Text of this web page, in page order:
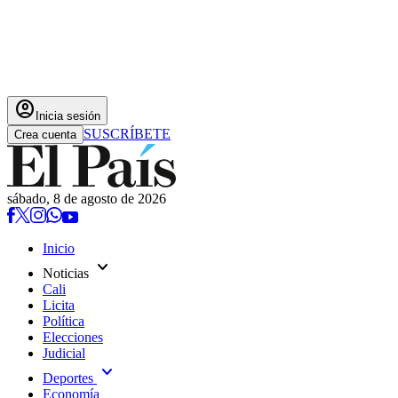
account_circle Inicia sesión
Crea cuenta SUSCRÍBETE
sábado, 8 de agosto de 2026
Inicio
Noticias expand_more
Cali
Licita
Política
Elecciones
Judicial
Deportes expand_more
Economía